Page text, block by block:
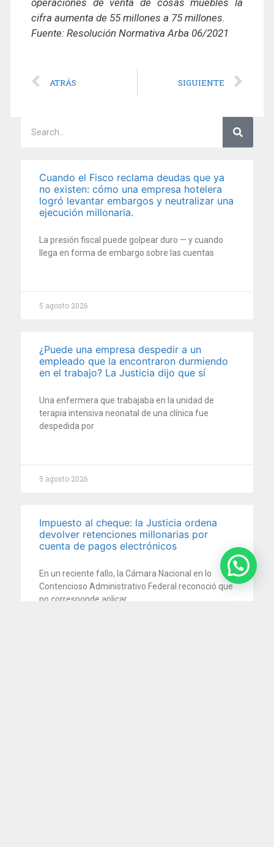
cifra aumenta de 55 millones a 75 millones.
Fuente: Resolución Normativa Arba 06/2021
ATRÁS SIGUIENTE
Cuando el Fisco reclama deudas que ya
no existen: cómo una empresa hotelera
logró levantar embargos y neutralizar una
ejecución millonaria.
La presión fiscal puede golpear duro — y cuando
llega en forma de embargo sobre las cuentas
5 agosto 2026
¿Puede una empresa despedir a un
empleado que la encontraron durmiendo
en el trabajo? La Justicia dijo que sí
Una enfermera que trabajaba en la unidad de
terapia intensiva neonatal de una clínica fue
despedida por
5 agosto 2026
Impuesto al cheque: la Justicia ordena
devolver retenciones millonarias por
cuenta de pagos electrónicos
En un reciente fallo, la Cámara Nacional en lo
Contencioso Administrativo Federal reconoció que
no corresponde aplicar